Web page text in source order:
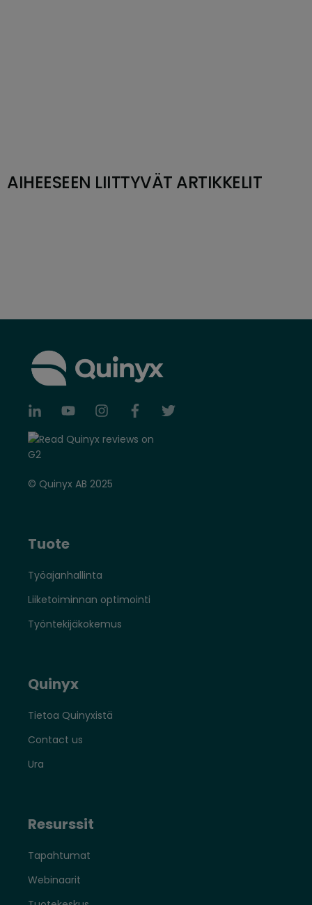
AIHEESEEN LIITTYVÄT ARTIKKELIT
© Quinyx AB 2025
Tuote
Työajanhallinta
Liiketoiminnan optimointi
Työntekijäkokemus
Quinyx
Tietoa Quinyxistä
Contact us
Ura
Resurssit
Tapahtumat
Webinaarit